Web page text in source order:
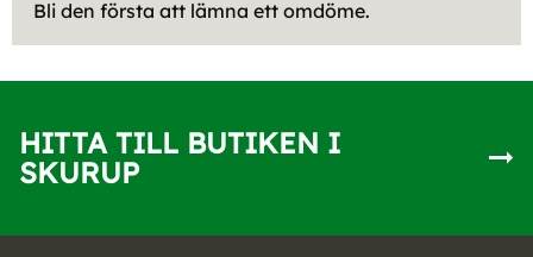
Bli den första att lämna ett omdöme.
HITTA TILL BUTIKEN I
SKURUP